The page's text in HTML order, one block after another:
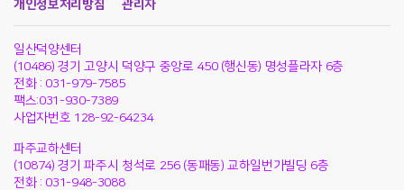
개인정보처리방침 관리자
일산덕양센터
(10486) 경기 고양시 덕양구 중앙로 450 (행신동) 명성플라자 6층
전화 : 031-979-7585
팩스:031-930-7389
사업자번호 128-92-64234
파주교하센터
(10874) 경기 파주시 청석로 256 (동패동) 교하일번가빌딩 6층
전화 : 031-948-3088